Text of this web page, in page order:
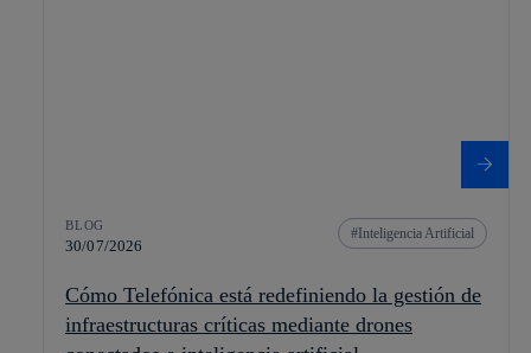
BLOG
30/07/2026
Inteligencia Artificial
Cómo Telefónica está redefiniendo la gestión de
infraestructuras críticas mediante drones